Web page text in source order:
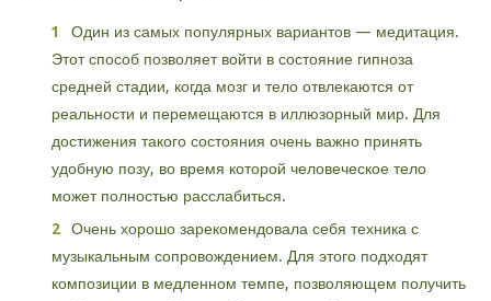
Один из самых популярных вариантов — медитация.
Этот способ позволяет войти в состояние гипноза
средней стадии, когда мозг и тело отвлекаются от
реальности и перемещаются в иллюзорный мир. Для
достижения такого состояния очень важно принять
удобную позу, во время которой человеческое тело
может полностью расслабиться.
Очень хорошо зарекомендовала себя техника с
музыкальным сопровождением. Для этого подходят
композиции в медленном темпе, позволяющем получить